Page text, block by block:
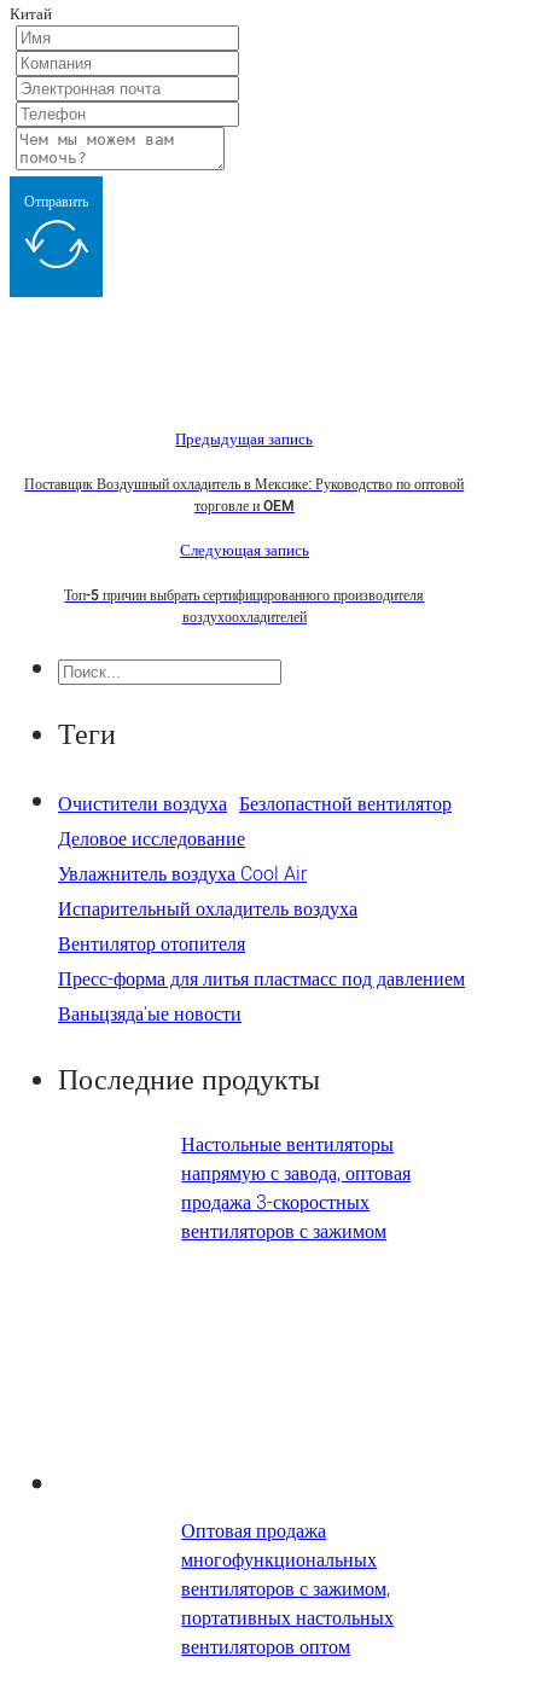
Китай
Отправить
Предыдущая запись
Поставщик Воздушный охладитель в Мексике: Руководство по оптовой
торговле и OEM
Следующая запись
Топ-5 причин выбрать сертифицированного производителя
воздухоохладителей
Поиск
Теги
Очистители воздуха Безлопастной вентилятор
Деловое исследование
Увлажнитель воздуха Cool Air
Испарительный охладитель воздуха
Вентилятор отопителя
Пресс-форма для литья пластмасс под давлением
Ваньцзяда'ые новости
Последние продукты
Настольные вентиляторы
напрямую с завода, оптовая
продажа 3-скоростных
вентиляторов с зажимом
Оптовая продажа
многофункциональных
вентиляторов с зажимом,
портативных настольных
вентиляторов оптом